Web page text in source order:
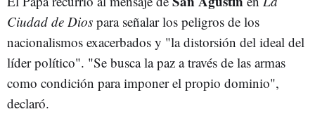
Ciudad de Dios para señalar los peligros de los
nacionalismos exacerbados y "la distorsión del ideal del
líder político". "Se busca la paz a través de las armas
como condición para imponer el propio dominio",
declaró.